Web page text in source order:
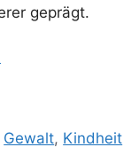
geprägt.
Gewalt, Kindheit